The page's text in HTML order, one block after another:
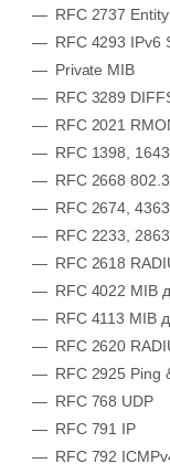
RFC 2737
RFC 4293 IPv6
Private MIB
RFC 3289
RFC 2021
RFC 1398,
RFC 2668
RFC 2674,
RFC 2233,
RFC 2618
RFC 4022 MIB
RFC 4113 MIB
RFC 2620
RFC 2925 Ping
RFC 768 UDP
RFC 791 IP
RFC 792